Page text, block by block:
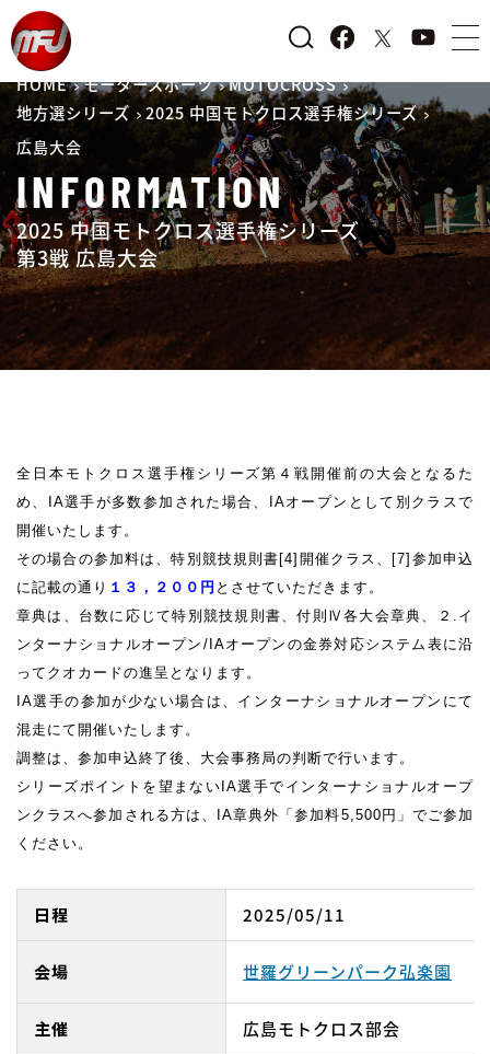
HOME モータースポーツ
MOTOCROSS
地方選シリーズ
2025 中国モトクロス選手権シリーズ
広島大会
INFORMATION
2025 中国モトクロス選手権シリーズ
第3戦 広島大会
全日本モトクロス選手権シリーズ第４戦開催前の大会となるた
め、IA選手が多数参加された場合、IAオープンとして別クラスで
開催いたします。
その場合の参加料は、特別競技規則書[4]開催クラス、[7]参加申込
に記載の通り １３，２００円 とさせていただきます。
章典は、台数に応じて特別競技規則書、付則Ⅳ各大会章典、２.イ
ンターナショナルオープン/IAオープンの金券対応システム表に沿
ってクオカードの進呈となります。
IA選手の参加が少ない場合は、インターナショナルオープンにて
混走にて開催いたします。
調整は、参加申込終了後、大会事務局の判断で行います。
シリーズポイントを望まないIA選手でインターナショナルオープ
ンクラスへ参加される方は、IA章典外「参加料5,500円」でご参加
ください。
日程 2025/05/11
会場 世羅グリーンパーク弘楽園
主催 広島モトクロス部会